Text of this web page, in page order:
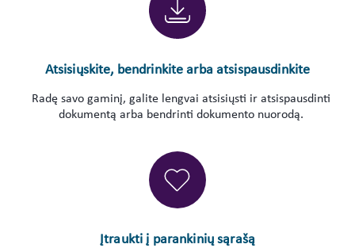
Atsisiųskite, bendrinkite arba atsispausdinkite
Radę savo gaminį, galite lengvai atsisiųsti ir atsispausdinti
dokumentą arba bendrinti dokumento nuorodą.
Įtraukti į parankinių sąrašą